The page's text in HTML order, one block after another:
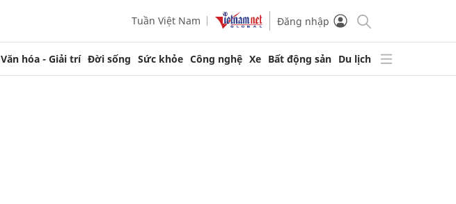
Tuần Việt Nam Đăng nhập
Văn hóa - Giải trí Đời sống Sức khỏe Công nghệ Xe Bất động sản Du lịch